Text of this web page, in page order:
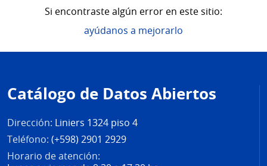
Si encontraste algún error en este sitio:
ayúdanos a mejorarlo
de
página
Catálogo de Datos Abiertos
Dirección: Liniers 1324 piso 4
Teléfono: (+598) 2901 2929
Horario de atención: